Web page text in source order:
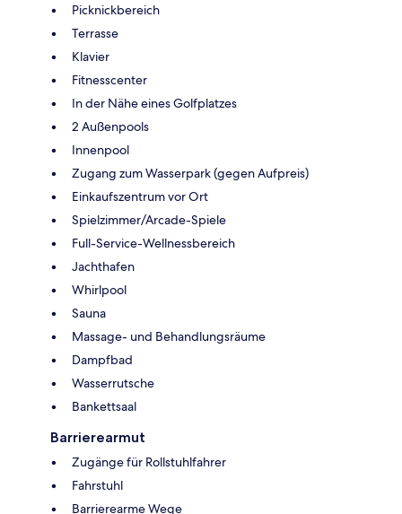
Picknickbereich
Terrasse
Klavier
Fitnesscenter
In der Nähe eines Golfplatzes
2 Außenpools
Innenpool
Zugang zum Wasserpark (gegen Aufpreis)
Einkaufszentrum vor Ort
Spielzimmer/Arcade-Spiele
Full-Service-Wellnessbereich
Jachthafen
Whirlpool
Sauna
Massage- und Behandlungsräume
Dampfbad
Wasserrutsche
Bankettsaal
Barrierearmut
Zugänge für Rollstuhlfahrer
Fahrstuhl
Barrierearme Wege